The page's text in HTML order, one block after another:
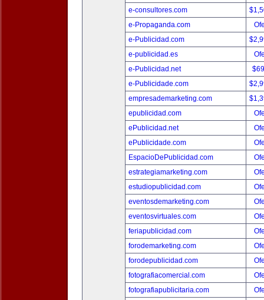
e-consultores.com
e-Propaganda.com
e-Publicidad.com
e-publicidad.es
e-Publicidad.net
e-Publicidade.com
empresademarketing.com
epublicidad.com
ePublicidad.net
ePublicidade.com
EspacioDePublicidad.com
estrategiamarketing.com
estudiopublicidad.com
eventosdemarketing.com
eventosvirtuales.com
feriapublicidad.com
forodemarketing.com
forodepublicidad.com
fotografiacomercial.com
fotografiapublicitaria.com